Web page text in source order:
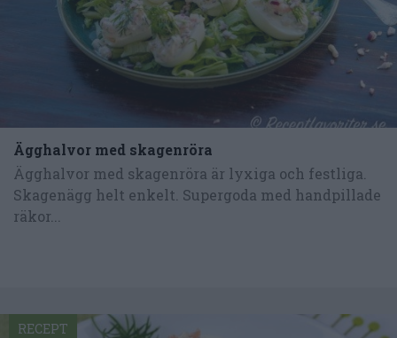
Ägghalvor med skagenröra
Ägghalvor med skagenröra är lyxiga och festliga.
Skagenägg helt enkelt. Supergoda med handpillade
räkor...
RECEPT